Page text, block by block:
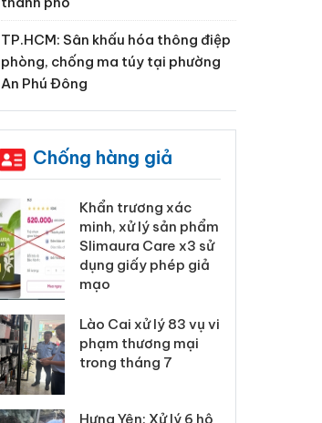
TP.HCM: Sân khấu hóa thông điệp
phòng, chống ma túy tại phường
An Phú Đông
Chống hàng giả
Khẩn trương xác
minh, xử lý sản phẩm
Slimaura Care x3 sử
dụng giấy phép giả
mạo
Lào Cai xử lý 83 vụ vi
phạm thương mại
trong tháng 7
Hưng Yên: Xử lý 6 hộ